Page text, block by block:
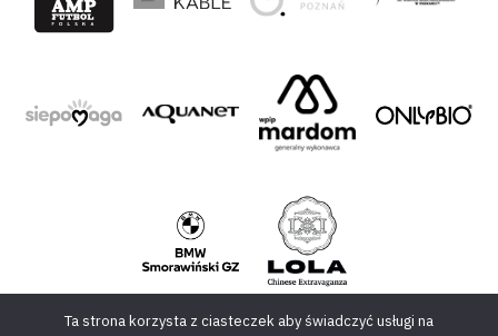
Ta strona korzysta z ciasteczek aby świadczyć usługi na